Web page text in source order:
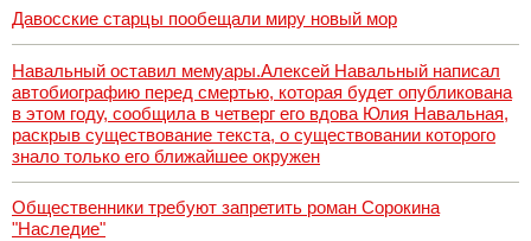
Давосские старцы пообещали миру новый мор
Навальный оставил мемуары.Алексей Навальный написал
автобиографию перед смертью, которая будет опубликована
в этом году, сообщила в четверг его вдова Юлия Навальная,
раскрыв существование текста, о существовании которого
знало только его ближайшее окружен
Общественники требуют запретить роман Сорокина
"Наследие"